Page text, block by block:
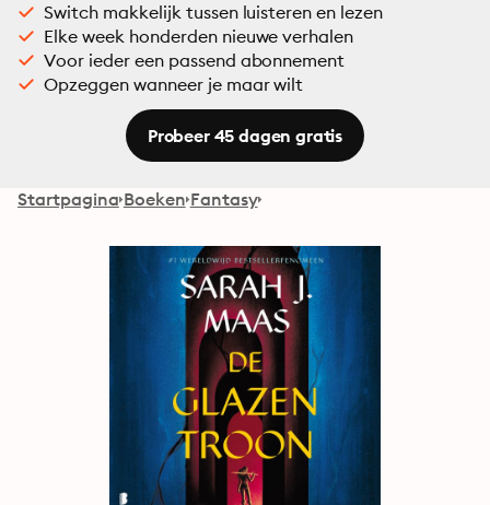
Switch makkelijk tussen luisteren en lezen
Elke week honderden nieuwe verhalen
Voor ieder een passend abonnement
Opzeggen wanneer je maar wilt
Probeer 45 dagen gratis
Startpagina Boeken Fantasy